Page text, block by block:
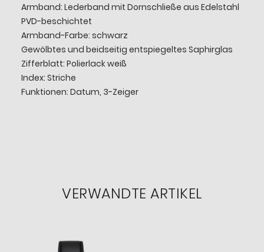
Armband: Lederband mit Dornschließe aus Edelstahl
PVD-beschichtet
Armband-Farbe: schwarz
Gewölbtes und beidseitig entspiegeltes Saphirglas
Zifferblatt: Polierlack weiß
Index: Striche
Funktionen: Datum, 3-Zeiger
VERWANDTE ARTIKEL